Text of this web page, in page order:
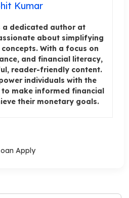
Kumar
a dedicated author at
about simplifying
With a focus on
and financial literacy,
reader-friendly content.
individuals with the
make informed financial
their monetary goals.
Apply